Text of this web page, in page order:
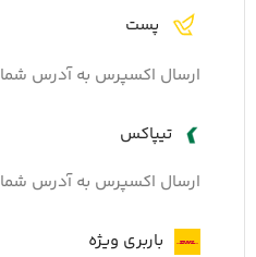
پست
ارسال اکسپرس به آدرس شما
تیپاکس
ارسال اکسپرس به آدرس شما
باربری ویژه